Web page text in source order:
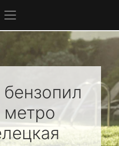
метро